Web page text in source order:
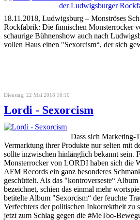
18.11.2018, Ludwigsburg – Monströses
Rockfabrik: Die finnischen Monsterrocker
schaurige Bühnenshow auch nach
vollen Haus einen "Sexorcism“, der sich
Dienstag, 22 Mai 2018 16:10
Lordi - Sexorcism
Dass sich Marketing-
Vermarktung ihrer Produkte nur selten mit
sollte inzwischen hinlänglich bekannt sein.
Monsterrocker von LORDI haben sich die
AFM Records ein ganz besonderes
geschüttelt. Als das "kontroverseste“
bezeichnet, schien das einmal mehr
betitelte Album "Sexorcism“ der feuchte
Verfechters der politischen Inkorrektheit zu
jetzt zum Schlag gegen die #MeToo-